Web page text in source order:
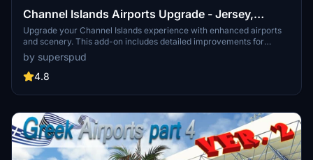
Channel Islands Airports Upgrade - Jersey,
Guernsey, Alderney
Upgrade your Channel Islands experience with enhanced airports
and scenery. This add-on includes detailed improvements for
Jersey, Guernsey, Alderney, and new addition Brecqhou airports,
along with a separate scenery file. Customize your sim with new
buildings, ground textures, and added details like fencing and car
experience.
by superspud
4.8